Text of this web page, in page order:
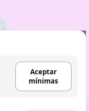
Aceptar
mínimas